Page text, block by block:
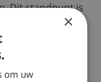
Dit standpunt is
een opiniërend
gemaakt tussen
gegevens
en
×
om uw